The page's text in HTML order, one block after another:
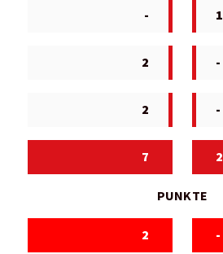
- 1
2 -
2 -
7 2
PUNKTE
2 -